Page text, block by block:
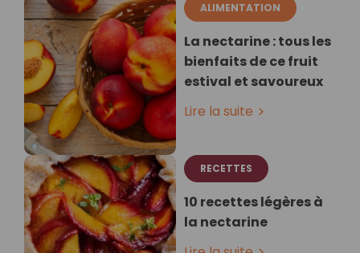
ALIMENTATION
La nectarine : tous les
bienfaits de ce fruit
estival et savoureux
Lire la suite
RECETTES
10 recettes légères à
la nectarine